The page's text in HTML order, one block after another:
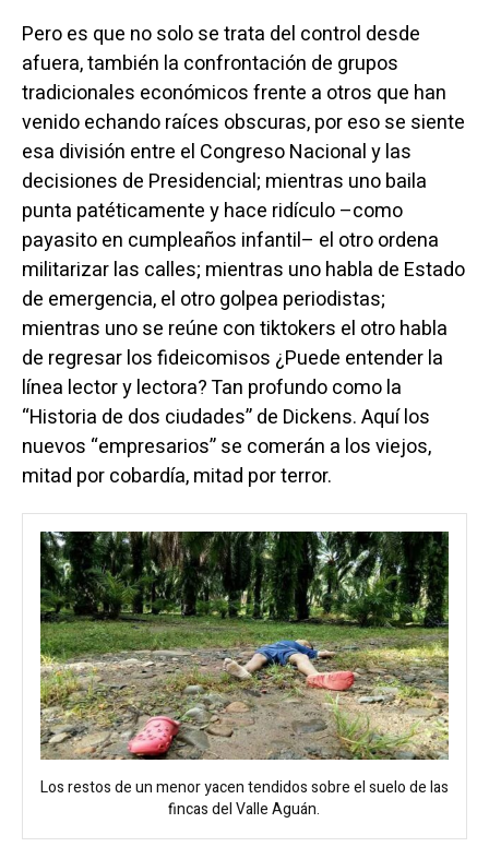
Pero es que no solo se trata del control desde
afuera, también la confrontación de grupos
tradicionales económicos frente a otros que han
venido echando raíces obscuras, por eso se siente
esa división entre el Congreso Nacional y las
decisiones de Presidencial; mientras uno baila
punta patéticamente y hace ridículo –como
payasito en cumpleaños infantil– el otro ordena
militarizar las calles; mientras uno habla de Estado
de emergencia, el otro golpea periodistas;
mientras uno se reúne con tiktokers el otro habla
de regresar los fideicomisos ¿Puede entender la
línea lector y lectora? Tan profundo como la
“Historia de dos ciudades” de Dickens. Aquí los
nuevos “empresarios” se comerán a los viejos,
mitad por cobardía, mitad por terror.
Los restos de un menor yacen tendidos sobre el suelo de las
fincas del Valle Aguán.